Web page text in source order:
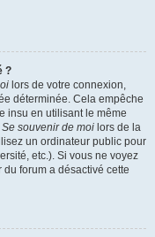
?
lors de votre connexion,
déterminée. Cela empêche
insu en utilisant le même
Se souvenir de moi lors de la
un ordinateur public pour
etc.). Si vous ne voyez
forum a désactivé cette